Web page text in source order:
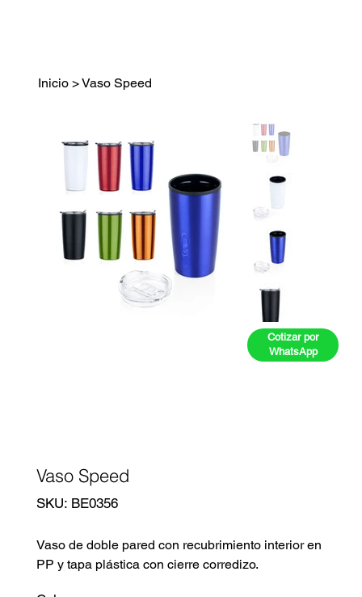
Inicio >Vaso Speed
Vaso Speed
SKU: SKU
BE0356
BE0356
Vaso de doble pared con recubrimiento interior en
PP y tapa plástica con cierre corredizo.
Cotizar por
WhatsApp